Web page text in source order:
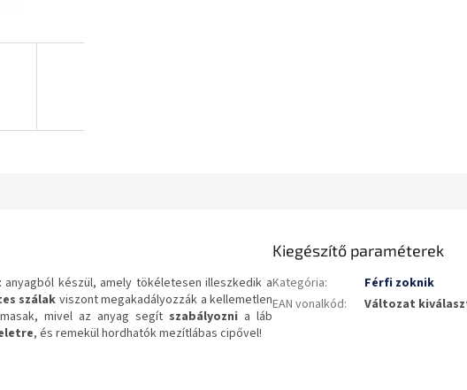
anyagból készül, amely tökéletesen illeszkedik a
szálakviszont megakadályozzák a kellemetlen
mivel az anyag segít szabályozni a láb
, és remekül hordhatók mezítlábas cipővel!
Kiegészítő paraméterek
Kategória:
Férfi zoknik
EAN vonalkód: Változat